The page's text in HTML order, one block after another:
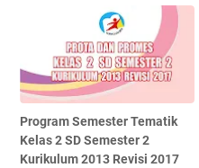
Program Semester Tematik
Kelas 2 SD Semester 2
Kurikulum 2013 Revisi 2017